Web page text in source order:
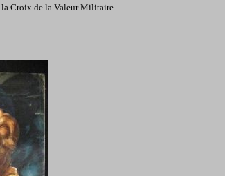
la Croix de la Valeur Militaire.